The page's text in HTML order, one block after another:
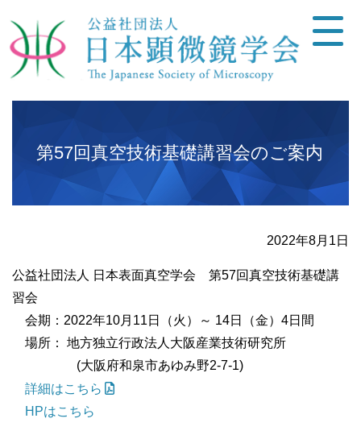
第57回真空技術基礎講習会のご案内
2022年8月1日
公益社団法人 日本表面真空学会 第57回真空技術基礎講
習会
会期：2022年10月11日（火）～ 14日（金）4日間
場所： 地方独立行政法人大阪産業技術研究所
(大阪府和泉市あゆみ野2-7-1)
詳細はこちら
HPはこちら